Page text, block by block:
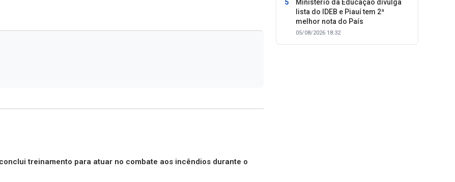
treinamento para atuar no combate aos incêndios durante o
Ministério da Educação divulga
lista do IDEB e Piauí tem 2ª
melhor nota do País
05/08/2026 18:32